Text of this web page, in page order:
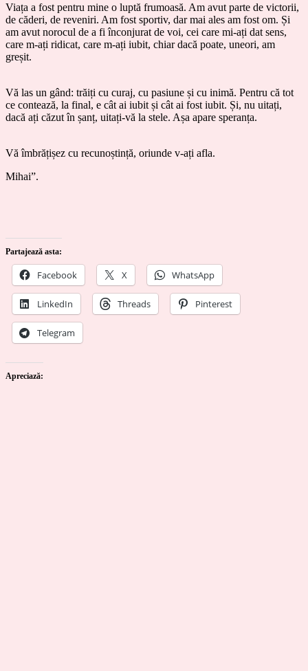
Viața a fost pentru mine o luptă frumoasă. Am avut parte de victorii,
de căderi, de reveniri. Am fost sportiv, dar mai ales am fost om. Și
am avut norocul de a fi înconjurat de voi, cei care mi-ați dat sens,
care m-ați ridicat, care m-ați iubit, chiar dacă poate, uneori, am
greșit.
Vă las un gând: trăiți cu curaj, cu pasiune și cu inimă. Pentru că tot
ce contează, la final, e cât ai iubit și cât ai fost iubit. Și, nu uitați,
dacă ați căzut în șanț, uitați-vă la stele. Așa apare speranța.
Vă îmbrățișez cu recunoștință, oriunde v-ați afla.
Mihai”.
Partajează asta:
Facebook X WhatsApp
LinkedIn Threads Pinterest
Telegram
Apreciază: